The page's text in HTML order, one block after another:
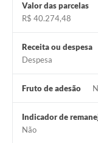
Valor das parcelas
R$ 40.274,48
Receita ou despesa
Despesa
Fruto de adesão
Indicador de
Não